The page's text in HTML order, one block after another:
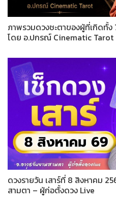
ภาพรวมดวงชะตาของผู้ที่เกิดทั้ง
โดย อ.ปกรณ์ Cinematic Tarot
ดวงรายวัน เสาร์ที่ 8 สิงหาคม
สามตา – ผู้ก่อตั้งดวง Live